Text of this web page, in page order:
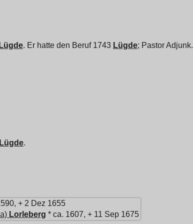
Lügde. Er hatte den Beruf 1743 Lügde; Pastor Adjunk.
Lügde.
+ 2 Dez 1655
Lorleberg * ca. 1607, + 11 Sep 1675